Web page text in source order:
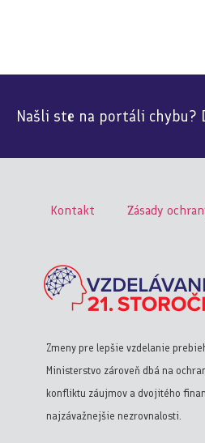
Našli ste na portáli chybu?
Kontakt Zásady
Zmeny pre lepšie vzdelanie
Ministerstvo zároveň dbá na
konfliktu záujmov a dvojitého
najzávažnejšie nezrovnalosti.